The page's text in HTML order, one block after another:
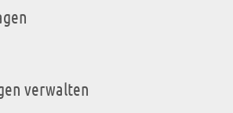
verwalten